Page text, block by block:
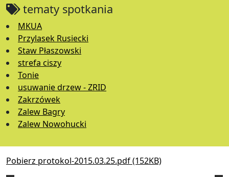
tematy spotkania
MKUA
Przylasek Rusiecki
Staw Płaszowski
strefa ciszy
Tonie
usuwanie drzew - ZRID
Zakrzówek
Zalew Bagry
Zalew Nowohucki
Pobierz protokol-2015.03.25.pdf (152KB)